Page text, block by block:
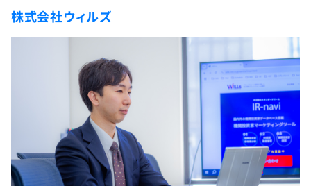
新卒エージェント
就活成功ガイド
4択課題
個人向けプラン
再チャレンジ結果一覧
Tech Team Journal
paizaとは？
株式会社ウィルズ